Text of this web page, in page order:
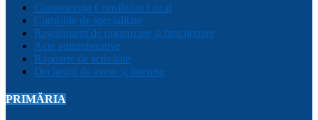
Componența Consiliului Local
Comisiile de specialitate
Regulament de organizare și funcționare
Acte administrative
Rapoarte de activitate
Declarații de avere și interese
PRIMĂRIA